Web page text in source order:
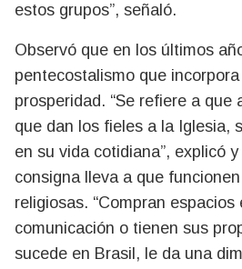
estos grupos”, señaló.
Observó que en los últimos
pentecostalismo que
prosperidad. “Se refiere a que
que dan los fieles a la Iglesia,
en su vida cotidiana”, explicó
consigna lleva a que
religiosas. “Compran
comunicación o tienen sus
sucede en Brasil, le da una